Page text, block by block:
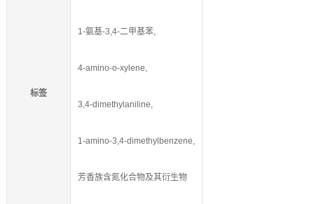
标签
1-氨基-3,4-二甲基苯,
4-amino-o-xylene,
3,4-dimethylaniline,
1-amino-3,4-dimethylbenzene,
芳香族含氮化合物及其衍生物